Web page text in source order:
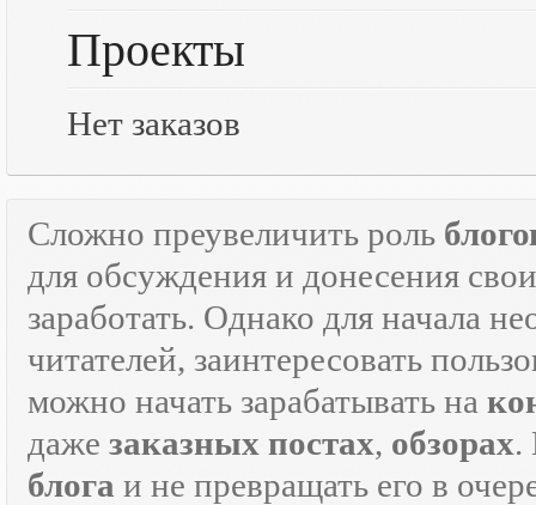
Проекты
Нет заказов
Сложно преувеличить роль
для обсуждения и донесения
заработать. Однако для начала
читателей, заинтересовать
можно начать зарабатывать на
даже заказных постах, обзорах.
блога и не превращать его в